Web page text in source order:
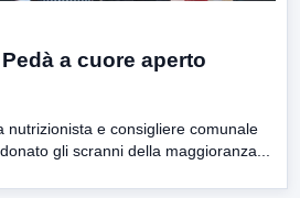
a cuore aperto
nutrizionista e consigliere comunale
gli scranni della maggioranza...